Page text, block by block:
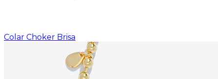
Colar Choker Brisa